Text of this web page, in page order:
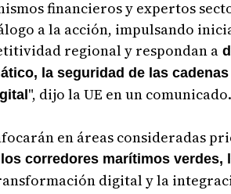
financieros y expertos
a la acción, impulsando
regional y respondan a
la seguridad de las
", dijo la UE en un comunicado.
en áreas consideradas
corredores marítimos verdes,
digital y la